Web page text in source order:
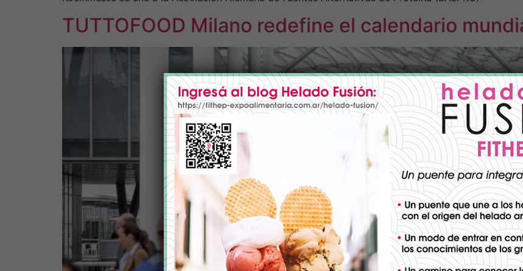
TUTTOFOOD Milano redefine el calendario